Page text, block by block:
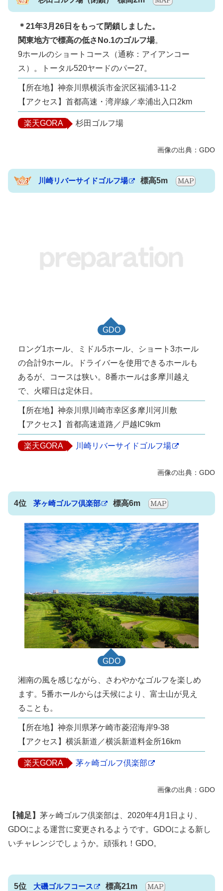
＊21年3月26日をもって閉鎖しました。
関東地方で標高の低さNo.1のゴルフ場。
9ホールのショートコース（通称：アイアンコー
ス）。トータル520ヤードのパー27。
【所在地】神奈川県横浜市金沢区福浦3-11-2
【アクセス】首都高速・湾岸線／幸浦出入口2km
楽天GORA 杉田ゴルフ場
川崎リバーサイドゴルフ場 標高5m
GDO
ロング1ホール、ミドル5ホール、ショート3ホール
の合計9ホール。ドライバーを使用できるホールも
あるが、コースは狭い。8番ホールは多摩川越え
で、火曜日は定休日。
【所在地】神奈川県川崎市幸区多摩川河川敷
【アクセス】首都高速道路／戸越IC9km
楽天GORA 川崎リバーサイドゴルフ場
4位 茅ヶ崎ゴルフ倶楽部 標高6m
GDO
湘南の風を感じながら、さわやかなゴルフを楽しめ
ます。5番ホールからは天候により、富士山が見え
ることも。
【所在地】神奈川県茅ケ崎市菱沼海岸9-38
【アクセス】横浜新道／横浜新道料金所16km
楽天GORA 茅ヶ崎ゴルフ倶楽部
【補足】 茅ヶ崎ゴルフ倶楽部は、2020年4月1日より、
GDOによる運営に変更されるようです。GDOによる新し
いチャレンジでしょうか。頑張れ！GDO。
5位 大磯ゴルフコース 標高21m